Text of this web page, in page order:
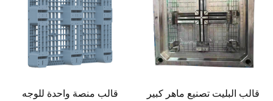
قالب منصة واحدة للوجه
قالب البليت تصنيع ماهر كبير